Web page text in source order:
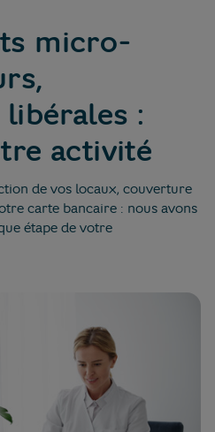
micro-
:
activité
de vos locaux, couverture
carte bancaire : nous avons
étape de votre